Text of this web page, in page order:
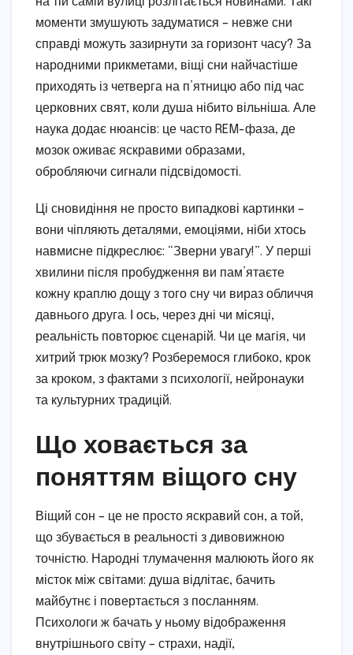
моменти змушують задуматися – невже сни
справді можуть зазирнути за горизонт часу? За
народними прикметами, віщі сни найчастіше
приходять із четверга на п’ятницю або під час
церковних свят, коли душа нібито вільніша. Але
наука додає нюансів: це часто REM-фаза, де
мозок оживає яскравими образами,
обробляючи сигнали підсвідомості.
Ці сновидіння не просто випадкові картинки –
вони чіпляють деталями, емоціями, ніби хтось
навмисне підкреслює: “Зверни увагу!”. У перші
хвилини після пробудження ви пам’ятаєте
кожну краплю дощу з того сну чи вираз обличчя
давнього друга. І ось, через дні чи місяці,
реальність повторює сценарій. Чи це магія, чи
хитрий трюк мозку? Розберемося глибоко, крок
за кроком, з фактами з психології, нейронауки
та культурних традицій.
Що ховається за
поняттям віщого сну
Віщий сон – це не просто яскравий сон, а той,
що збувається в реальності з дивовижною
точністю. Народні тлумачення малюють його як
місток між світами: душа відлітає, бачить
майбутнє і повертається з посланням.
Психологи ж бачать у ньому відображення
внутрішнього світу – страхи, надії,